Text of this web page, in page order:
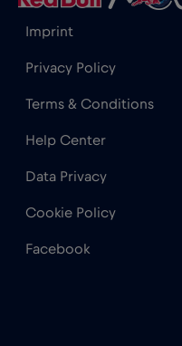
Imprint
Privacy Policy
Terms & Conditions
Help Center
Data Privacy
Cookie Policy
Facebook